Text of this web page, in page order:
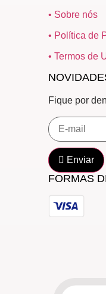
• Sobre nós
• Política de
• Termos de
Fique por
Enviar
FORMAS